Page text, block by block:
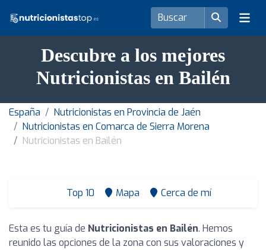
Descubre a los mejores
Nutricionistas en Bailén
España
Nutricionistas en Provincia de Jaén
Nutricionistas en Comarca de Sierra Morena
Nutricionistas en Bailén
Top 10 Mapa Cerca de mí
Esta es tu guía de Nutricionistas en Bailén. Hemos
reunido las opciones de la zona con sus valoraciones y